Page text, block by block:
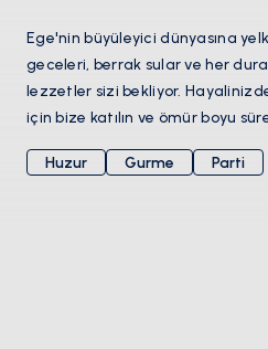
Ege'nin büyüleyici dünyasına
geceleri, berrak sular ve her
lezzetler sizi bekliyor.
için bize katılın ve ömür boyu
Huzur Gurme Parti